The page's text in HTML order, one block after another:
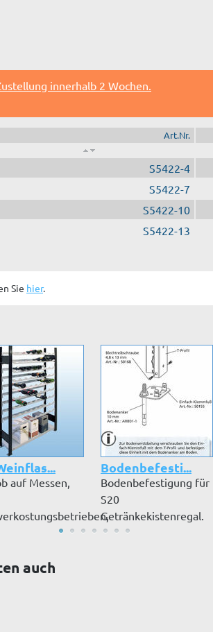
innerhalb 2 Wochen.
Art.Nr.
S5422-4
S5422-7
S5422-10
S5422-13
Sie hier.
auf Messen,
oder W...
Bodenbefesti...
Bodenbefestigung für
S20
Getränkekistenregal.
auch